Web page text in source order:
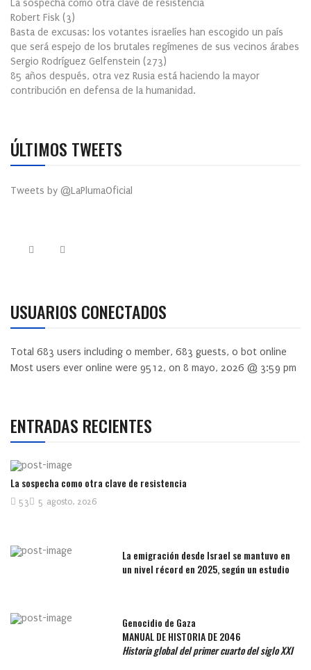
La sospecha como otra clave de resistencia
Robert Fisk (3)
Basta de excusas: los votantes israelíes han escogido un país
que será espejo de los brutales regímenes de sus vecinos árabes
Sergio Rodríguez Gelfenstein (273)
85 años después, otra vez Rusia está haciendo la mayor
contribución en defensa de la humanidad.
ÚLTIMOS TWEETS
Tweets by @LaPlumaOficial
USUARIOS CONECTADOS
Total 683 users including 0 member, 683 guests, 0 bot online
Most users ever online were 9512, on 8 mayo, 2026 @ 3:59 pm
ENTRADAS RECIENTES
La sospecha como otra clave de resistencia
5 agosto, 2026
53
La emigración desde Israel se mantuvo en
un nivel récord en 2025, según un estudio
Genocidio de Gaza
MANUAL DE HISTORIA DE 2046
Historia global del primer cuarto del siglo XXI